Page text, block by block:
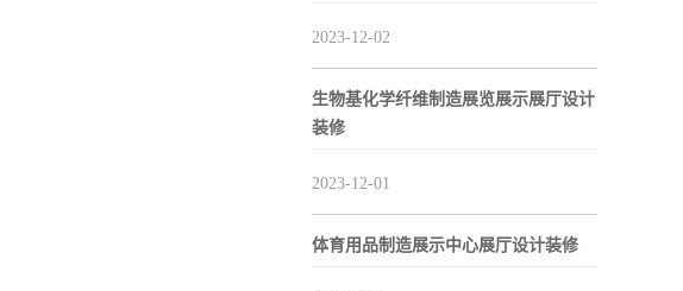
2023-12-02
生物基化学纤维制造展览展示展厅设计
装修
2023-12-01
体育用品制造展示中心展厅设计装修